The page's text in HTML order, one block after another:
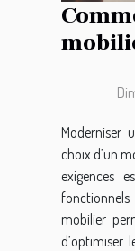
Moderniser
choix d’un
exigences
mobilier
d’optimiser